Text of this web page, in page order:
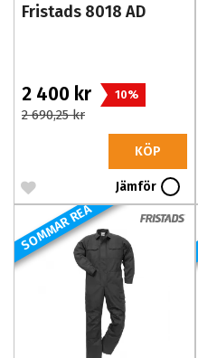
Fristads 8018 AD
2 400 kr 10%
2 690,25 kr
KÖP
Jämför
SOMMAR REA